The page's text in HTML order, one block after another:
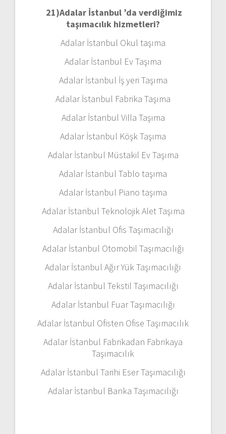
21)Adalar İstanbul ’da verdiğimiz
taşımacılık hizmetleri?
Adalar İstanbul Okul taşıma
Adalar İstanbul Ev Taşıma
Adalar İstanbul İş yeri Taşıma
Adalar İstanbul Fabrika Taşıma
Adalar İstanbul Villa Taşıma
Adalar İstanbul Köşk Taşıma
Adalar İstanbul Müstakil Ev Taşıma
Adalar İstanbul Tablo taşıma
Adalar İstanbul Piano taşıma
Adalar İstanbul Teknolojik Alet Taşıma
Adalar İstanbul Ofis Taşımacılığı
Adalar İstanbul Otomobil Taşımacılığı
Adalar İstanbul Ağır Yük Taşımacılığı
Adalar İstanbul Tekstil Taşımacılığı
Adalar İstanbul Fuar Taşımacılığı
Adalar İstanbul Ofisten Ofise Taşımacılık
Adalar İstanbul Fabrikadan Fabrikaya
Taşımacılık
Adalar İstanbul Tarihi Eser Taşımacılığı
Adalar İstanbul Banka Taşımacılığı